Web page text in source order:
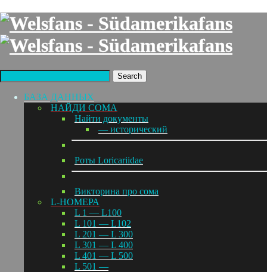
Search
БАЗА ДАННЫХ
НАЙДИ СОМА
Найти документы
— исторический
Роты Loricariidae
Викторина про сома
L-НОМЕРА
L 1 — L100
L 101 — L102
L 201 — L 300
L 301 — L 400
L 401 — L 500
L 501 —